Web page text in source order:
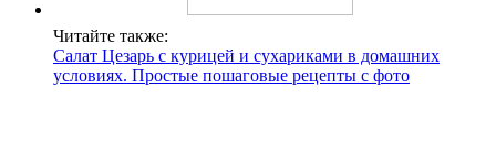
Читайте также:
Салат Цезарь с курицей и сухариками в домашних
условиях. Простые пошаговые рецепты с фото